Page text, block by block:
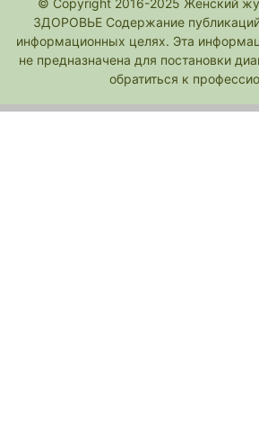
© Copyright 2016-2025 Женский
ЗДОРОВЬЕ Содержание
информационных целях. Эта
не предназначена для постановки
обратиться к